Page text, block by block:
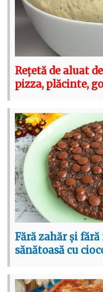
Rețetă de aluat
pizza, plăcinte,
Fără zahăr și
sănătoasă cu